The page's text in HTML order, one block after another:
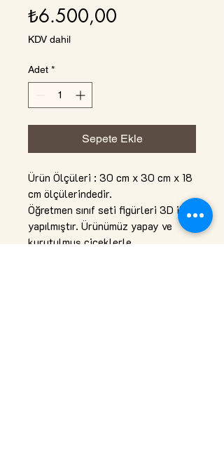
₺6.500,00
KDV dahil
Adet *
Sepete Ekle
Ürün Ölçüleri : 30 cm x 30 cm x 18
cm ölçülerindedir.
Öğretmen sınıf seti figürleri 3D ile
yapılmıştır. Ürünümüz yapay ve
kurutulmuş çiçeklerle